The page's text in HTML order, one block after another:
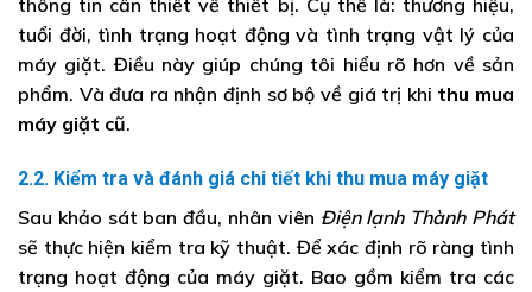
tuổi đời, tình trạng hoạt động và tình trạng vật lý của
máy giặt. Điều này giúp chúng tôi hiểu rõ hơn về sản
phẩm. Và đưa ra nhận định sơ bộ về giá trị khi thu mua
máy giặt cũ.
2.2. Kiểm tra và đánh giá chi tiết khi thu mua máy giặt
Sau khảo sát ban đầu, nhân viên Điện lạnh Thành Phát
sẽ thực hiện kiểm tra kỹ thuật. Để xác định rõ ràng tình
trạng hoạt động của máy giặt. Bao gồm kiểm tra các